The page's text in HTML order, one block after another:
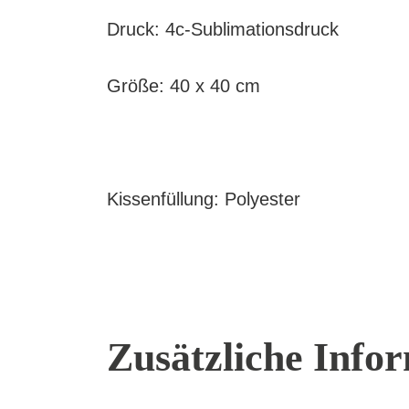
Druck: 4c-Sublimationsdruck
Größe: 40 x 40 cm
Kissenfüllung: Polyester
Zusätzliche